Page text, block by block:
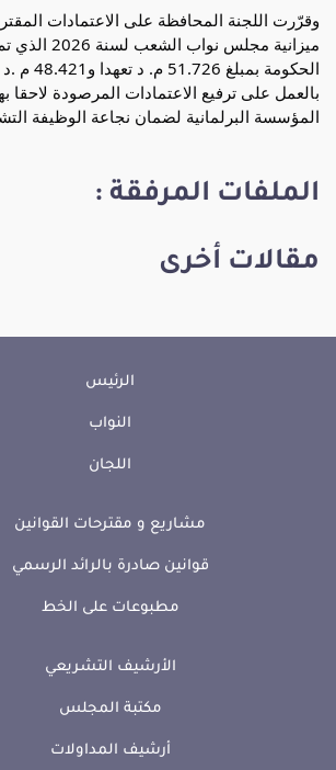
وقرّرت اللجنة المحافظة على الاعتمادات
ميزانية مجلس
الحكومة
بالعمل على ترفيع الاعتمادات المرصودة لاحقا
المؤسسة البرلمانية لضمان نجاعة الوظيفة
الملفات المرفقة :
مقالات أخرى
الرئيس
النواب
اللجان
مشاريع و مقترحات القوانين
قوانين صادرة بالرائد الرسمي
مطبوعات على الخط
الأرشيف التشريعي
مكتبة المجلس
أرشيف المداولات